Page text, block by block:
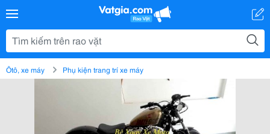
Ôtô, xe máy Phụ kiện trang trí xe máy